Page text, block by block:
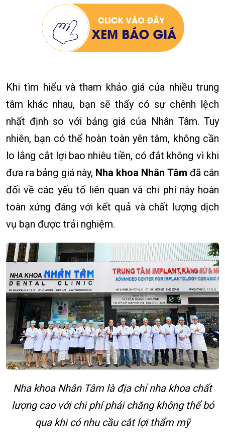
Khi tìm hiểu và tham khảo giá của nhiều trung
tâm khác nhau, bạn sẽ thấy có sự chênh lệch
nhất định so với bảng giá của Nhân Tâm. Tuy
nhiên, bạn có thể hoàn toàn yên tâm, không cần
lo lắng cắt lợi bao nhiêu tiền, có đắt không vì khi
đưa ra bảng giá này, Nha khoa Nhân Tâm đã cân
đối về các yếu tố liên quan và chi phí này hoàn
toàn xứng đáng với kết quả và chất lượng dịch
vụ bạn được trải nghiệm.
Nha khoa Nhân Tâm là địa chỉ nha khoa chất
lượng cao với chi phí phải chăng không thể bỏ
qua khi có nhu cầu cắt lợi thẩm mỹ